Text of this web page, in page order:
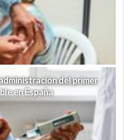
del primer
en España